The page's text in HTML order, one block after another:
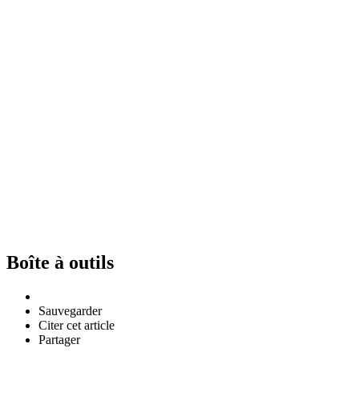
Boîte à outils
Sauvegarder
Citer cet article
Partager